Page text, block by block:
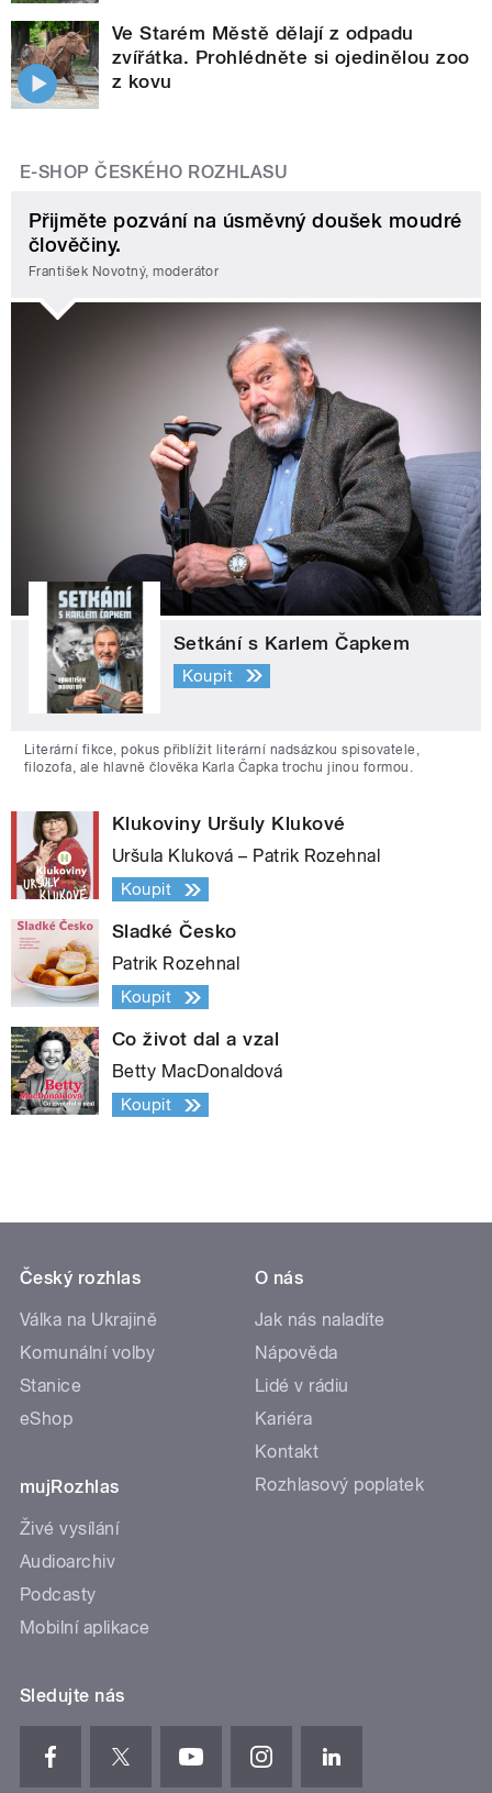
Ve Starém Městě dělají z odpadu
zvířátka. Prohlédněte si ojedinělou zoo
z kovu
E-SHOP ČESKÉHO ROZHLASU
Přijměte pozvání na úsměvný doušek moudré
člověčiny.
František Novotný, moderátor
Setkání s Karlem Čapkem
Koupit
Literární fikce, pokus přiblížit literární nadsázkou spisovatele,
filozofa, ale hlavně člověka Karla Čapka trochu jinou formou.
Klukoviny Uršuly Klukové
Uršula Kluková – Patrik Rozehnal
Koupit
Sladké Česko
Patrik Rozehnal
Koupit
Co život dal a vzal
Betty MacDonaldová
Koupit
Český rozhlas
Válka na Ukrajině
Komunální volby
Stanice
eShop
mujRozhlas
Živé vysílání
Audioarchiv
Podcasty
Mobilní aplikace
O nás
Jak nás naladíte
Nápověda
Lidé v rádiu
Kariéra
Kontakt
Rozhlasový poplatek
Sledujte nás